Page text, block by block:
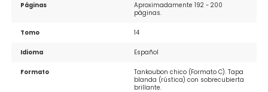
Páginas
Aproximadamente 192 - 200
páginas.
Tomo 14
Idioma Español
Formato
Tankoubon chico (Formato C). Tapa
blanda (rústica) con sobrecubierta
brillante.